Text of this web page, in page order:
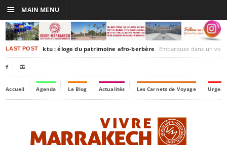
LAST POSTTimbuktu : éloge du patrimoine afro-berbère Embarquez dans un voyage culturel dans le
 
Accueil Agenda Le Blog Actualités Les Carnets de Voyage
☰ MAIN MENU